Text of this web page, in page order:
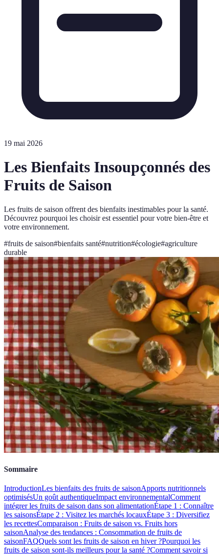
19 mai 2026
Les Bienfaits Insoupçonnés des
Fruits de Saison
Les fruits de saison offrent des bienfaits inestimables pour la santé.
Découvrez pourquoi les choisir est essentiel pour votre bien-être et
votre environnement.
#fruits de saison#bienfaits santé#nutrition#écologie#agriculture
durable
Sommaire
IntroductionLes bienfaits des fruits de saisonApports nutritionnels
optimisésUn goût authentiqueImpact environnementalComment
intégrer les fruits de saison dans son alimentationÉtape 1 : Connaître
les saisonsÉtape 2 : Visitez les marchés locauxÉtape 3 : Diversifiez
les recettesComparaison : Fruits de saison vs. Fruits hors
saisonAnalyse des tendances : Consommation de fruits de
saisonFAQQuels sont les fruits de saison en hiver ?Pourquoi les
fruits de saison sont-ils meilleurs pour la santé ?Comment savoir si